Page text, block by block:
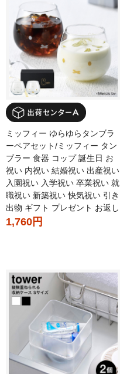
ミッフィー ゆらゆらタンブラ
ーペアセット/ミッフィー タン
ブラー 食器 コップ 誕生日 お
祝い 内祝い 結婚祝い 出産祝い
入園祝い 入学祝い 卒業祝い 就
職祝い 新築祝い 快気祝い 引き
出物 ギフト プレゼント お返し
1,760円